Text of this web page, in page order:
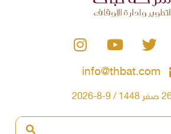
info@thbat.com